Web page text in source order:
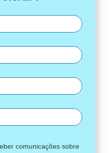
comunicações sobre